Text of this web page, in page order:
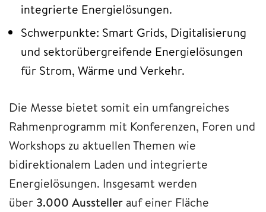
integrierte Energielösungen.
Schwerpunkte: Smart Grids, Digitalisierung
und sektorübergreifende Energielösungen
für Strom, Wärme und Verkehr.
Die Messe bietet somit ein umfangreiches
Rahmenprogramm mit Konferenzen, Foren und
Workshops zu aktuellen Themen wie
bidirektionalem Laden und integrierte
Energielösungen. Insgesamt werden
über 3.000 Aussteller auf einer Fläche